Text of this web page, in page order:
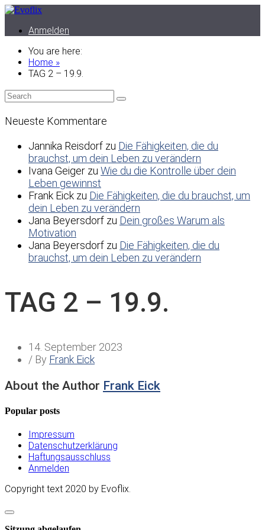
Anmelden
You are here:
Home »
TAG 2 – 19.9.
Neueste Kommentare
Jannika Reisdorf zu Die Fähigkeiten, die du
brauchst, um dein Leben zu verändern
Ivana Geiger zu Wie du die Kontrolle über dein
Leben gewinnst
Frank Eick zu Die Fähigkeiten, die du brauchst, um
dein Leben zu verändern
Jana Beyersdorf zu Dein großes Warum als
Motivation
Jana Beyersdorf zu Die Fähigkeiten, die du
brauchst, um dein Leben zu verändern
TAG 2 – 19.9.
14. September 2023
/ By Frank Eick
About the Author Frank Eick
Popular posts
Impressum
Datenschutzerklärung
Haftungsausschluss
Anmelden
Copyright text 2020 by Evoflix.
Dialog
schließen